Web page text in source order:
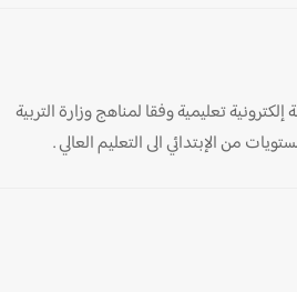
تعليمية وفقا لمناهج وزارة التربية
من الإبتدائي الى التعليم العالي .